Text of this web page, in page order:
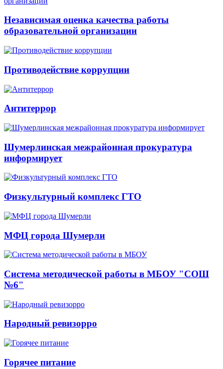
Независимая оценка качества работы
образовательной организации
Противодействие коррупции
Антитеррор
Шумерлинская межрайонная прокуратура
информирует
Физкультурный комплекс ГТО
МФЦ города Шумерли
Система методической работы в МБОУ "СОШ
№6"
Народный ревизорро
Горячее питание